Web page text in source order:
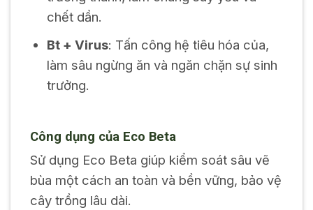
chết dần.
Bt + Virus: Tấn công hệ tiêu hóa của,
làm sâu ngừng ăn và ngăn chặn sự sinh
trưởng.
Công dụng của Eco Beta
Sử dụng Eco Beta giúp kiểm soát sâu vẽ
bùa một cách an toàn và bền vững, bảo vệ
cây trồng lâu dài.